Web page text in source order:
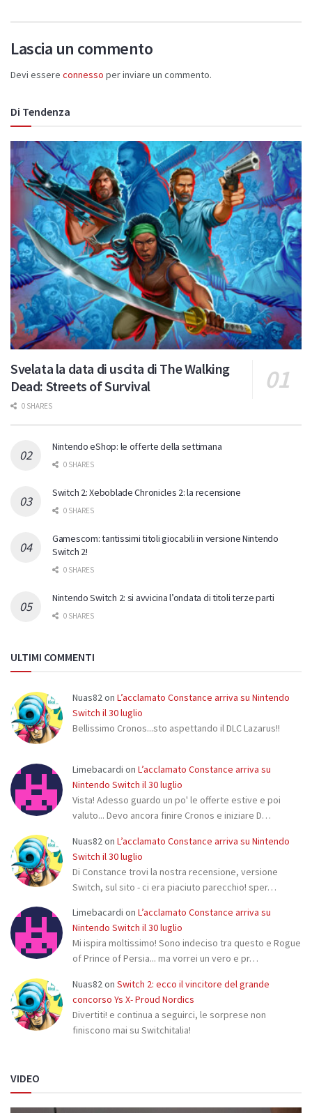
Lascia un commento
Devi essere connesso per inviare un commento.
Di Tendenza
Svelata la data di uscita di The Walking
Dead: Streets of Survival
0 SHARES
Nintendo eShop: le offerte della settimana
0 SHARES
Switch 2: Xeboblade Chronicles 2: la recensione
0 SHARES
Gamescom: tantissimi titoli giocabili in versione Nintendo
Switch 2!
0 SHARES
Nintendo Switch 2: si avvicina l’ondata di titoli terze parti
0 SHARES
ULTIMI COMMENTI
Nuas82on L’acclamato Constance arriva su Nintendo
Switch il 30 luglio
Bellissimo Cronos...sto aspettando il DLC Lazarus!!
Limebacardi on L’acclamato Constance arriva su
Nintendo Switch il 30 luglio
Vista! Adesso guardo un po' le offerte estive e poi
valuto... Devo ancora finire Cronos e iniziare D…
Nuas82on L’acclamato Constance arriva su Nintendo
Switch il 30 luglio
Di Constance trovi la nostra recensione, versione
Switch, sul sito - ci era piaciuto parecchio! sper…
Limebacardi on L’acclamato Constance arriva su
Nintendo Switch il 30 luglio
Mi ispira moltissimo! Sono indeciso tra questo e Rogue
of Prince of Persia... ma vorrei un vero e pr…
Nuas82on Switch 2: ecco il vincitore del grande
concorso Ys X- Proud Nordics
Divertiti! e continua a seguirci, le sorprese non
finiscono mai su Switchitalia!
VIDEO